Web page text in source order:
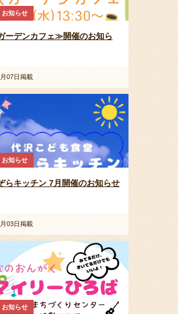
お知らせ
ーデンカフェ≫開催のお知ら
07日掲載
お知らせ
らキッチン 7月開催のお知らせ
03日掲載
お知らせ